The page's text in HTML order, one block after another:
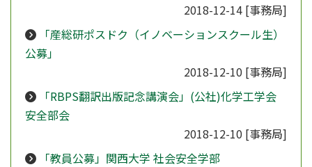
2018-12-14 [事務局]
「産総研ポスドク（イノベーションスクール生）
公募」
2018-12-10 [事務局]
「RBPS翻訳出版記念講演会」(公社)化学工学会
安全部会
2018-12-10 [事務局]
「教員公募」関西大学 社会安全学部